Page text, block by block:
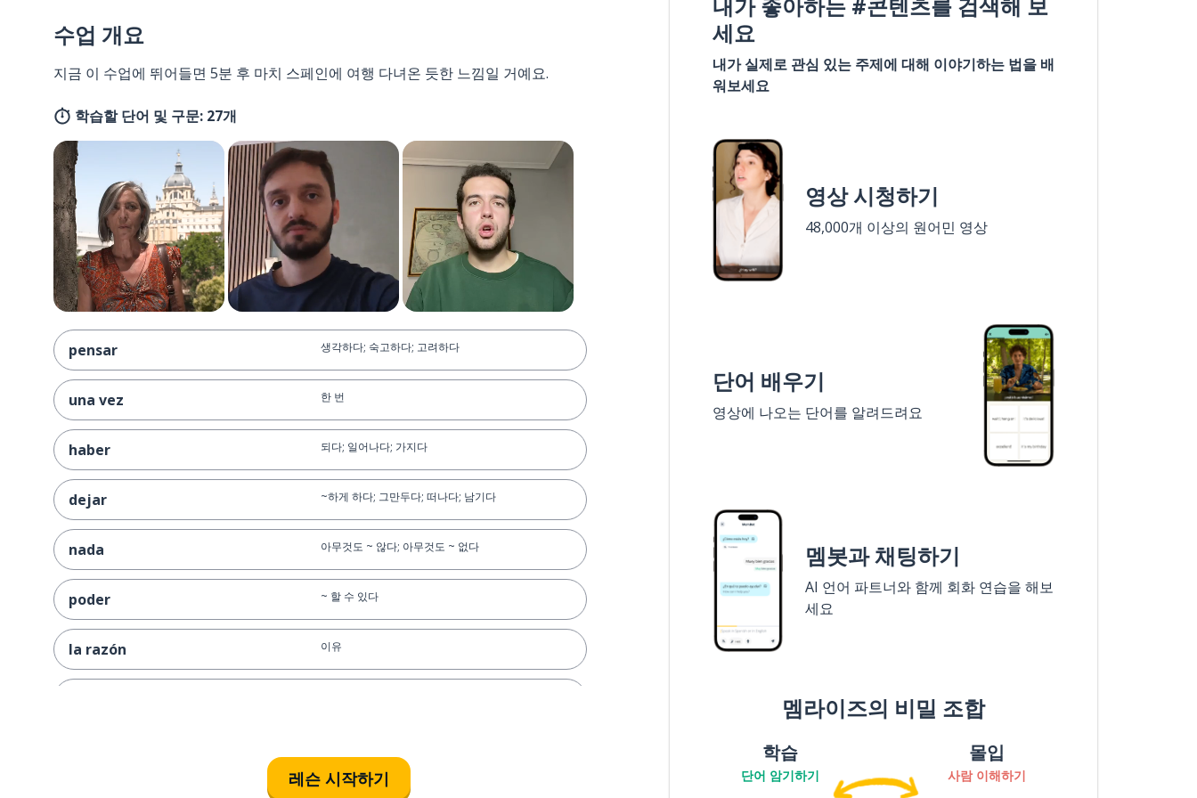
수업 개요
지금 이 수업에 뛰어들면 5분 후 마치 스페인에 여행 다녀온 듯한 느낌일 거예요.
학습할 단어 및 구문: 27개
pensar 생각하다; 숙고하다; 고려하다
una vez 한 번
haber 되다; 일어나다; 가지다
dejar ~하게 하다; 그만두다; 떠나다; 남기다
nada 아무것도 ~ 않다; 아무것도 ~ 없다
poder ~ 할 수 있다
la razón 이유
레슨 시작하기
세요
내가 실제로 관심 있는 주제에 대해 이야기하는 법을 배
워보세요
영상 시청하기
48,000개 이상의 원어민 영상
단어 배우기
영상에 나오는 단어를 알려드려요
멤봇과 채팅하기
AI 언어 파트너와 함께 회화 연습을 해보
세요
멤라이즈의 비밀 조합
학습
단어 암기하기
몰입
사람 이해하기